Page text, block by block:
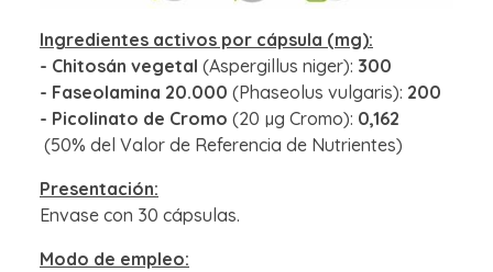
Ingredientes activos por cápsula (mg):
- Chitosán vegetal (Aspergillus niger): 300
- Faseolamina 20.000 (Phaseolus vulgaris): 200
- Picolinato de Cromo (20 µg Cromo): 0,162
(50% del Valor de Referencia de Nutrientes)
Presentación:
Envase con 30 cápsulas.
Modo de empleo: